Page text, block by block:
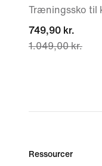
Træningssko til
current
price
1.049,00 kr.
749,90 kr.
1.049,00 kr.
Ressourcer